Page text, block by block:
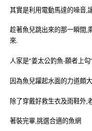
其實是利用電動馬達的噪音,
趁著魚兒跳出來的那一瞬間,
來.
人家是”姜太公釣魚-願者上
因為魚兒躍起水面的力道頗
除了穿戴好救生衣及雨鞋外,
著裝完畢,挑選合適的魚網